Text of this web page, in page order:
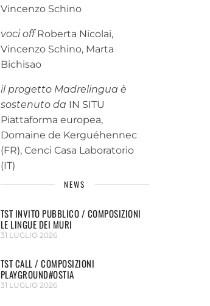
Vincenzo Schino
voci offRoberta Nicolai,
Vincenzo Schino, Marta
Bichisao
il progetto Madrelingua è
sostenuto da IN SITU
Piattaforma europea,
Domaine de Kerguéhennec
(FR), Cenci Casa Laboratorio
(IT)
NEWS
TST INVITO PUBBLICO / COMPOSIZIONI
LE LINGUE DEI MURI
31 LUGLIO 2026
TST CALL / COMPOSIZIONI
PLAYGROUND#OSTIA
31 LUGLIO 2026